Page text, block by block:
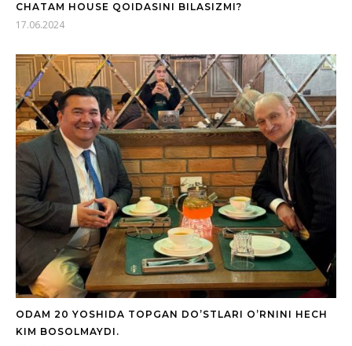
CHATAM HOUSE QOIDASINI BILASIZMI?
17.06.2024
ODAM 20 YOSHIDA TOPGAN DO’STLARI O’RNINI HECH
KIM BOSOLMAYDI.